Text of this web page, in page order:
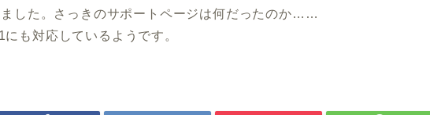
した。さっきのサポートページは何だったのか……
も対応しているようです。